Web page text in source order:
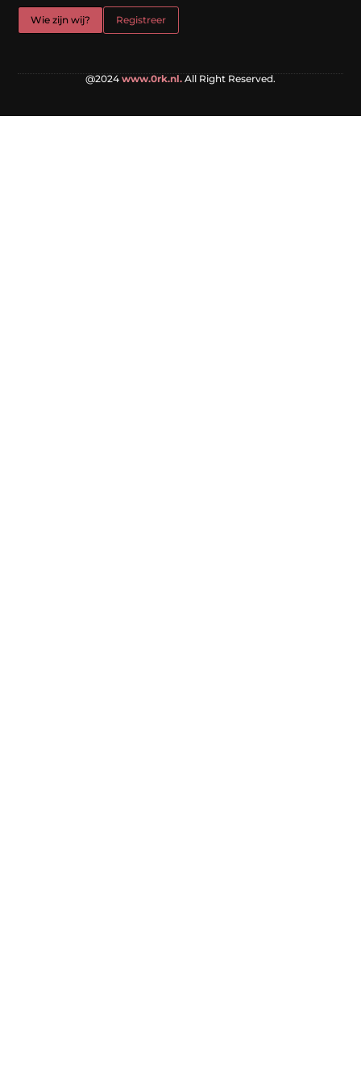
Wie zijn wij? Registreer
@2024 www.0rk.nl. All Right Reserved.